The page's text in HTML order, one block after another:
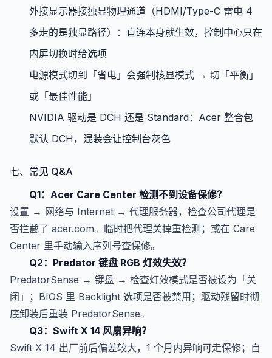
外接显示器接独显物理通道（HDMI/Type-C 雷电 4
多走的是独显路径）：直连本身就生效，控制中心只在
内屏切换时给选项
电源模式切到「省电」会强制核显模式 → 切「平衡」
或「最佳性能」
NVIDIA 驱动是 DCH 还是 Standard：Acer 整合包
默认 DCH，混装会让控制台灰色
七、常见 Q&A
Q1：Acer Care Center 检测不到设备保修？
设置 → 网络与 Internet → 代理服务器，检查公司代理是
否拦截了 acer.com。临时把代理关掉重检测；或在 Care
Center 里手动输入序列号查保修。
Q2：Predator 键盘 RGB 灯效失效？
PredatorSense → 键盘 → 检查灯效模式是否被设为「关
闭」；BIOS 里 Backlight 选项是否被禁用；驱动残留时彻
底卸装后重装 PredatorSense。
Q3：Swift X 14 风扇异响？
Swift X 14 出厂前后偏差较大，1 个月内异响可走保修；自